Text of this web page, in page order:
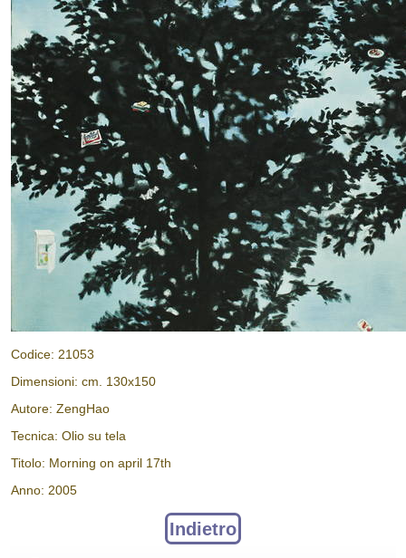
Codice: 21053
Dimensioni: cm. 130x150
Autore: ZengHao
Tecnica: Olio su tela
Titolo: Morning on april 17th
Anno: 2005
Indietro